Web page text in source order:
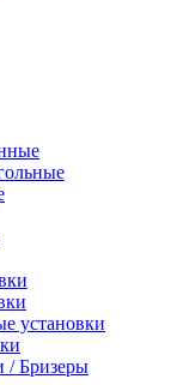
установки
/ Бризеры